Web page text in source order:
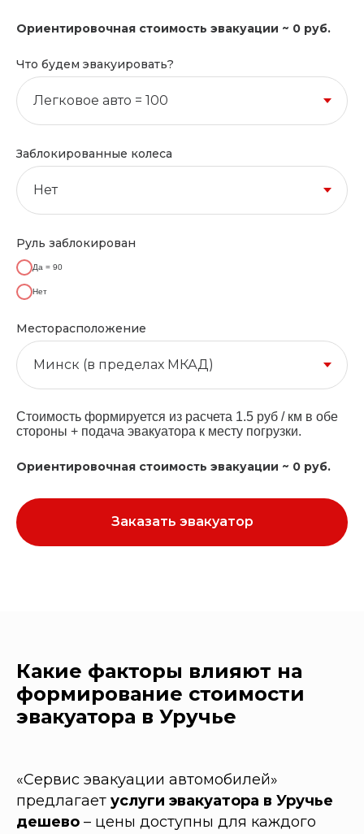
Ориентировочная стоимость эвакуации ~ 0 руб.
Что будем эвакуировать?
Заблокированные колеса
Руль заблокирован
Да = 90
Нет
Месторасположение
Стоимость формируется из расчета 1.5 руб / км в обе
стороны + подача эвакуатора к месту погрузки.
Ориентировочная стоимость эвакуации ~ 0 руб.
Заказать эвакуатор
Какие факторы влияют на
формирование стоимости
эвакуатора в Уручье
«Сервис эвакуации автомобилей»
предлагает услуги эвакуатора в Уручье
дешево – цены доступны для каждого